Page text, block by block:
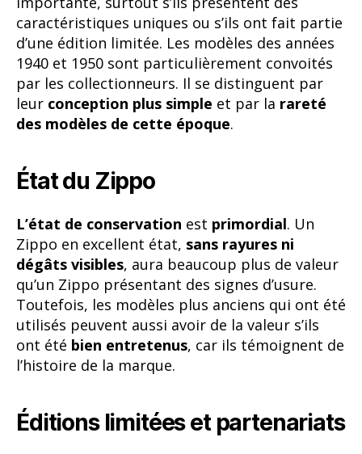
caractéristiques uniques ou s’ils ont fait partie
d’une édition limitée. Les modèles des années
1940 et 1950 sont particulièrement convoités
par les collectionneurs. Il se distinguent par
leur conception plus simple et par la rareté
des modèles de cette époque.
État du Zippo
L’état de conservation est primordial. Un
Zippo en excellent état, sans rayures ni
dégâts visibles, aura beaucoup plus de valeur
qu’un Zippo présentant des signes d’usure.
Toutefois, les modèles plus anciens qui ont été
utilisés peuvent aussi avoir de la valeur s’ils
ont été bien entretenus, car ils témoignent de
l’histoire de la marque.
Éditions limitées et partenariats